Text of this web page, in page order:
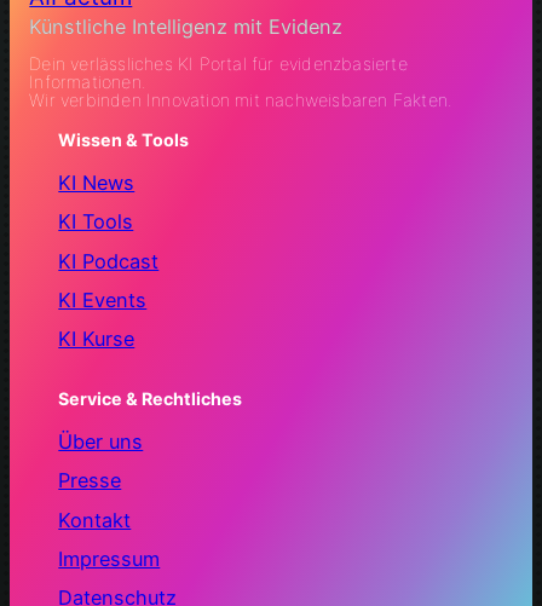
Künstliche Intelligenz mit Evidenz
Dein verlässliches KI Portal für evidenzbasierte
Informationen.
Wir verbinden Innovation mit nachweisbaren Fakten.
Wissen & Tools
KI News
KI Tools
KI Podcast
KI Events
KI Kurse
Service & Rechtliches
Über uns
Presse
Kontakt
Impressum
Datenschutz